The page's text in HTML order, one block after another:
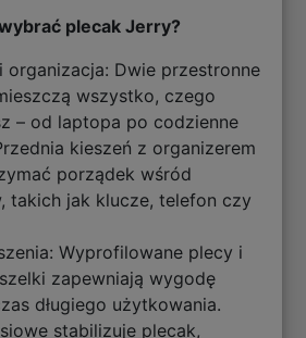
plecak Jerry?
organizacja: Dwie przestronne
wszystko, czego
– od laptopa po codzienne
kieszeń z organizerem
porządek wśród
takich jak klucze, telefon czy
Wyprofilowane plecy i
zapewniają wygodę
długiego użytkowania.
stabilizuje plecak,